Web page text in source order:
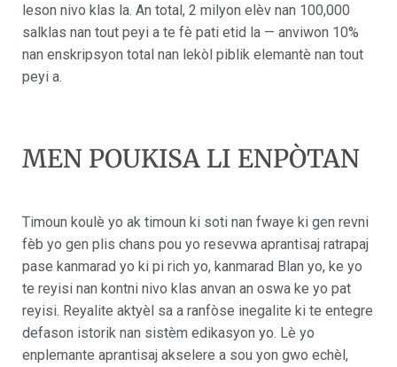
leson nivo klas la. An total, 2 milyon elèv nan 100,000
salklas nan tout peyi a te fè pati etid la — anviwon 10%
nan enskripsyon total nan lekòl piblik elemantè nan tout
peyi a.
MEN POUKISA LI ENPÒTAN
Timoun koulè yo ak timoun ki soti nan fwaye ki gen revni
fèb yo gen plis chans pou yo resevwa aprantisaj ratrapaj
pase kanmarad yo ki pi rich yo, kanmarad Blan yo, ke yo
te reyisi nan kontni nivo klas anvan an oswa ke yo pat
reyisi. Reyalite aktyèl sa a ranfòse inegalite ki te entegre
defason istorik nan sistèm edikasyon yo. Lè yo
enplemante aprantisaj akselere a sou yon gwo echèl,